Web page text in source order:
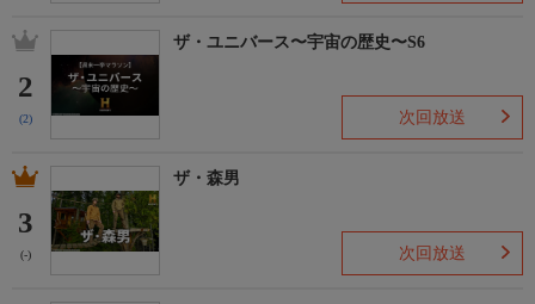
2
(2)
ザ・ユニバース〜宇宙の歴史〜S6
次回放送
3
(-)
ザ・森男
次回放送